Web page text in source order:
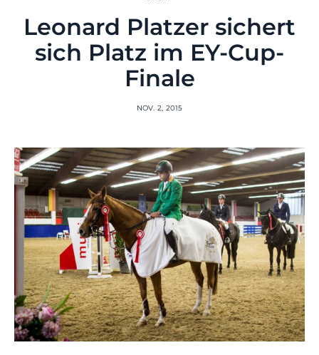
Leonard Platzer sichert
sich Platz im EY-Cup-
Finale
NOV. 2, 2015